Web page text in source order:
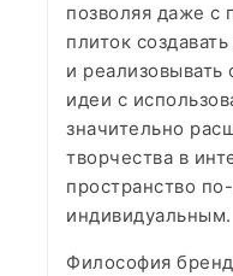
позволяя даже
плиток
и
идеи с
значительно
творчества в
пространство
индивидуальным.
Философия